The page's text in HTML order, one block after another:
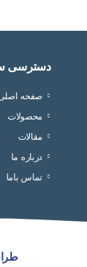
دسترسی
صفحه
محصولات
مقالات
درباره ما
تماس باما